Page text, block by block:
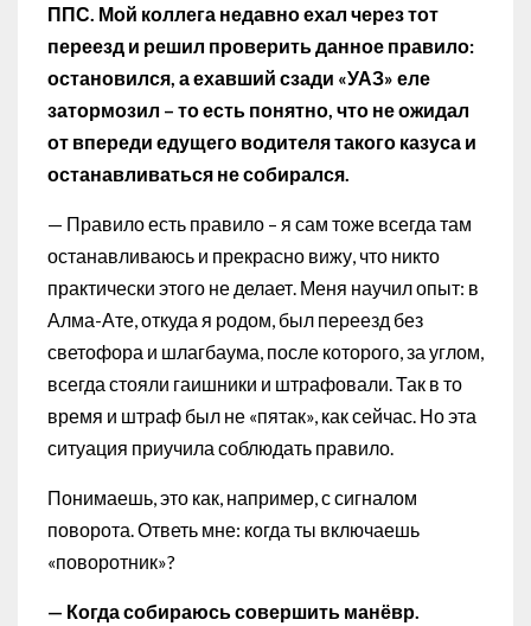
ППС. Мой коллега недавно ехал через тот
переезд и решил проверить данное правило:
остановился, а ехавший сзади «УАЗ» еле
затормозил – то есть понятно, что не ожидал
от впереди едущего водителя такого казуса и
останавливаться не собирался.
— Правило есть правило – я сам тоже всегда там
останавливаюсь и прекрасно вижу, что никто
практически этого не делает. Меня научил опыт: в
Алма-Ате, откуда я родом, был переезд без
светофора и шлагбаума, после которого, за углом,
всегда стояли гаишники и штрафовали. Так в то
время и штраф был не «пятак», как сейчас. Но эта
ситуация приучила соблюдать правило.
Понимаешь, это как, например, с сигналом
поворота. Ответь мне: когда ты включаешь
«поворотник»?
— Когда собираюсь совершить манёвр.